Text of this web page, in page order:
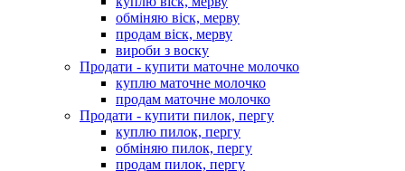
обміняю віск, мерву
продам віск, мерву
вироби з воску
Продати - купити маточне молочко
куплю маточне молочко
продам маточне молочко
Продати - купити пилок, пергу
куплю пилок, пергу
обміняю пилок, пергу
продам пилок, пергу